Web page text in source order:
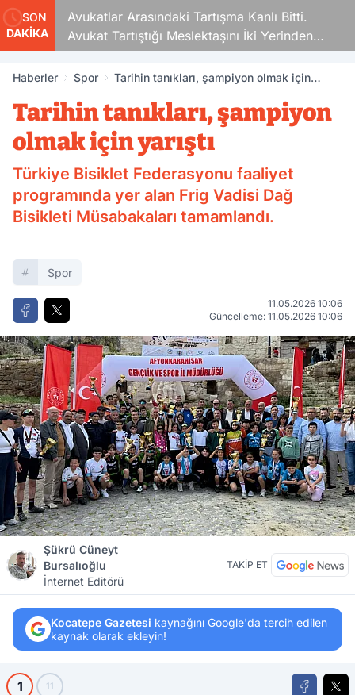
SON
DAKİKA
Avukatlar Arasındaki Tartışma Kanlı Bitti.
Avukat Tartıştığı Meslektaşını İki Yerinden
Vurdu
Haberler Spor
Tarihin tanıkları, şampiyon olmak için
Tarihin tanıkları, şampiyon
olmak için yarıştı
Türkiye Bisiklet Federasyonu faaliyet
programında yer alan Frig Vadisi Dağ
Bisikleti Müsabakaları tamamlandı.
Spor
11.05.2026 10:06
Güncelleme: 11.05.2026 10:06
Şükrü Cüneyt
Bursalıoğlu
İnternet Editörü
TAKİP ET
Kocatepe Gazetesi kaynağını Google'da tercih edilen
kaynak olarak ekleyin!
1 11